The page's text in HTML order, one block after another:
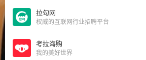
拉勾网
权威的互联网行业招聘平台
考拉海购
我的美好世界